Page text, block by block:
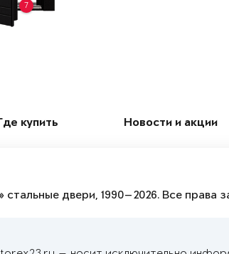
7
купить Новости и акции
двери, 1990—2026. Все права